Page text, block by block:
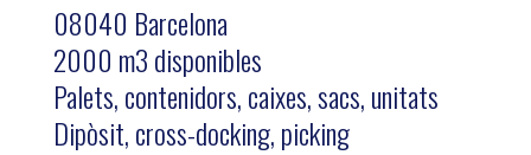
08040 Barcelona
2000 m3 disponibles
Palets, contenidors, caixes, sacs, unitats
Dipòsit, cross-docking, picking